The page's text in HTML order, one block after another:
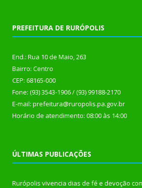
PREFEITURA DE RURÓPOLIS
End.: Rua 10 de Maio, 263
Bairro: Centro
CEP: 68165-000
Fone: (93) 3543-1906 / (93) 99188-2170
E-mail: prefeitura@ruropolis.pa.gov.br
Horário de atendimento: 08:00 às 14:00
ÚLTIMAS PUBLICAÇÕES
Rurópolis vivencia dias de fé e devoção